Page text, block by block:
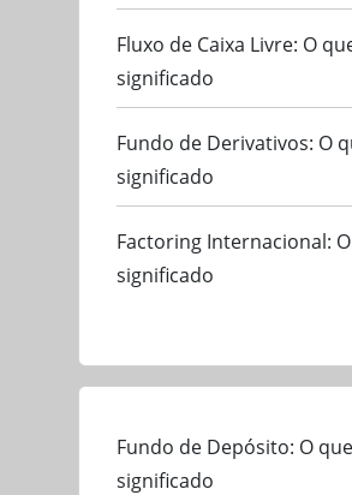
Fluxo de Caixa Livre: O
significado
Fundo de Derivativos: O
significado
Factoring Internacional:
significado
Fundo de Depósito: O
significado